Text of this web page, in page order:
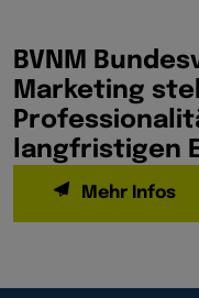
BVNM
Marketing
langfristigen
Mehr Infos